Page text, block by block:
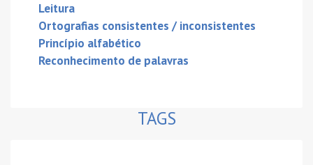
Leitura
Ortografias consistentes / inconsistentes
Princípio alfabético
Reconhecimento de palavras
TAGS